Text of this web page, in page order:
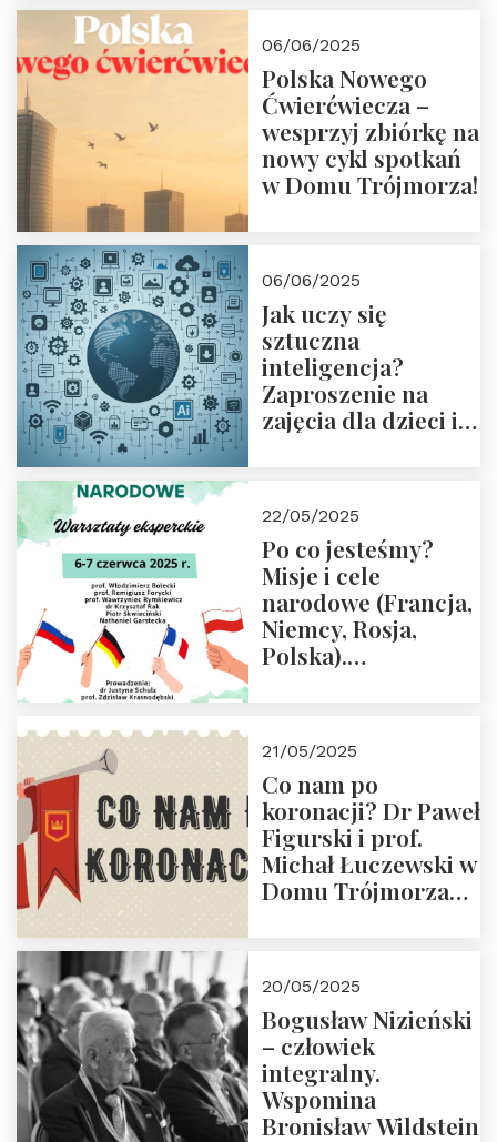
18:00
06/06/2025
Polska Nowego
Ćwierćwiecza –
wesprzyj zbiórkę na
nowy cykl spotkań
w Domu Trójmorza!
06/06/2025
Jak uczy się
sztuczna
inteligencja?
Zaproszenie na
zajęcia dla dzieci i
22/05/2025
Po co jesteśmy?
Misje i cele
narodowe (Francja,
Niemcy, Rosja,
Polska).
Zapraszamy do
zapisów.
21/05/2025
Co nam po
koronacji? Dr Paweł
Figurski i prof.
Michał Łuczewski w
Domu Trójmorza
20/05/2025
Bogusław Nizieński
– człowiek
integralny.
Wspomina
Bronisław Wildstein